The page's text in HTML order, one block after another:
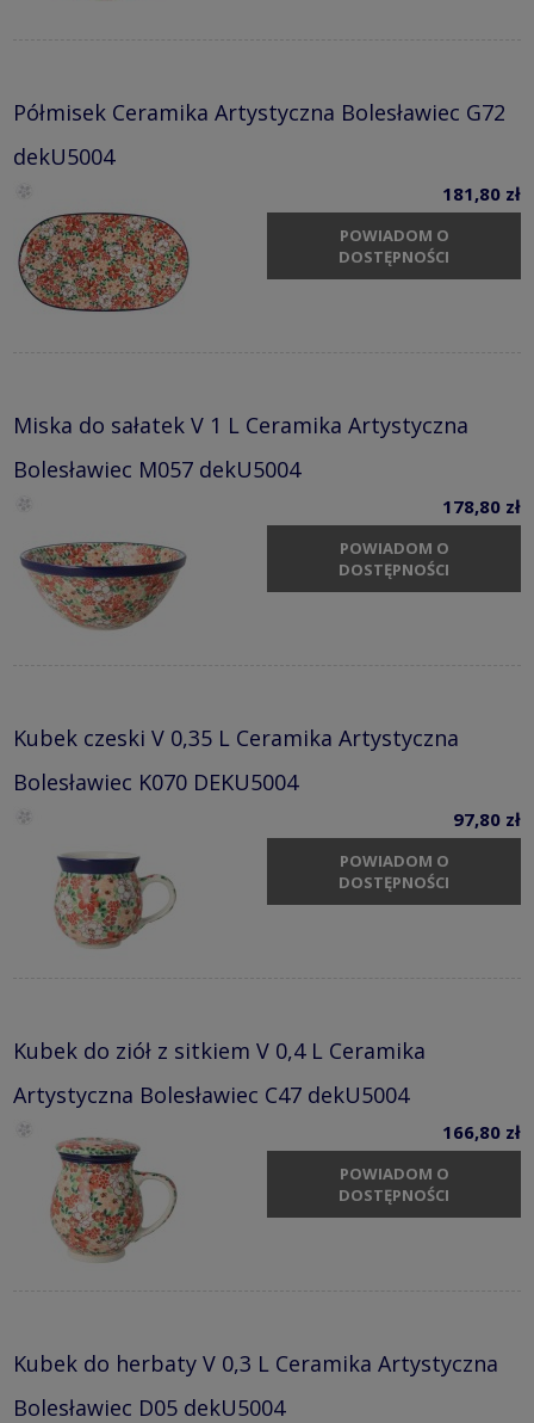
Półmisek Ceramika Artystyczna Bolesławiec G72
dekU5004
181,80 zł
POWIADOM O
DOSTĘPNOŚCI
Miska do sałatek V 1 L Ceramika Artystyczna
Bolesławiec M057 dekU5004
178,80 zł
POWIADOM O
DOSTĘPNOŚCI
Kubek czeski V 0,35 L Ceramika Artystyczna
Bolesławiec K070 DEKU5004
97,80 zł
POWIADOM O
DOSTĘPNOŚCI
Kubek do ziół z sitkiem V 0,4 L Ceramika
Artystyczna Bolesławiec C47 dekU5004
166,80 zł
POWIADOM O
DOSTĘPNOŚCI
Kubek do herbaty V 0,3 L Ceramika Artystyczna
Bolesławiec D05 dekU5004